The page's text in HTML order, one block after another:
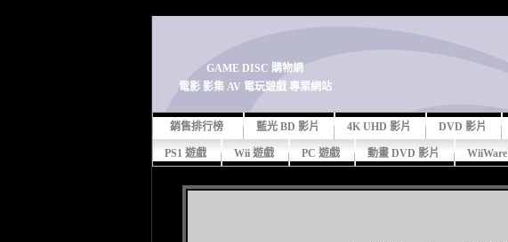
GAME DISC 購物網
電影 影集 AV 電玩遊戲 專業網站
銷售排行榜 藍光 BD 影片 4K UHD 影片 DVD 影片
PS1 遊戲 Wii 遊戲 PC 遊戲 動畫 DVD 影片